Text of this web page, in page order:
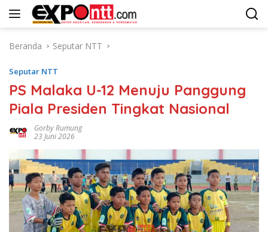
Langsung
Beranda
Seputar NTT
Seputar NTT
PS Malaka U-12 Menuju Panggung
Piala Presiden Tingkat Nasional
Gorby Rumung
23 Juni 2026